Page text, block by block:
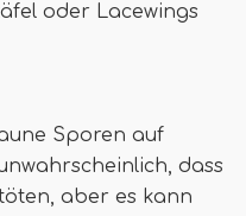
oder Lacewings
Sporen auf
dass
aber es kann